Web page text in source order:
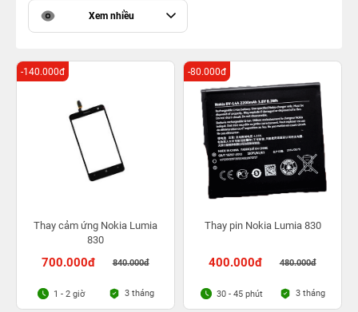
Xem nhiều
Thay cảm ứng Nokia Lumia
830
700.000đ 840.000đ
-140.000đ
1 - 2 giờ 3 tháng
Thay pin Nokia Lumia 830
400.000đ 480.000đ
-80.000đ
30 - 45 phút 3 tháng